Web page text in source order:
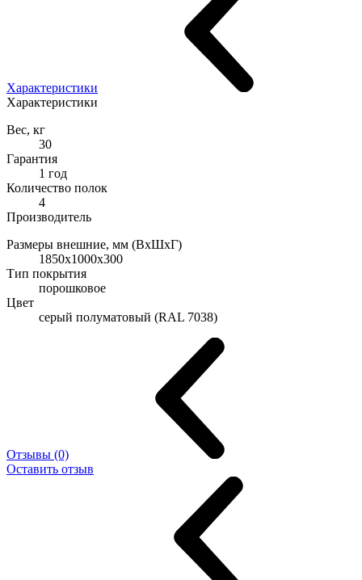
Характеристики
Характеристики
Вес, кг
30
Гарантия
1 год
Количество полок
4
Производитель
Размеры внешние, мм (ВхШхГ)
1850x1000x300
Тип покрытия
порошковое
Цвет
cерый полуматовый (RAL 7038)
Отзывы (0)
Оставить отзыв